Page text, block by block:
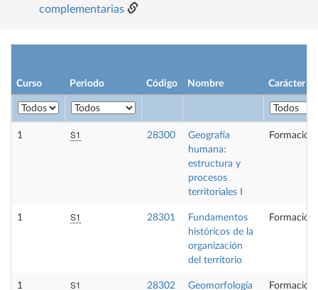
complementarias
Curso Periodo Código Nombre Carácter
1 S1 28300
Geografía
humana:
estructura y
procesos
territoriales I
Formación
1 S1 28301
Fundamentos
históricos de la
organización
del territorio
Formación
1 S1 28302 Geomorfología Formación